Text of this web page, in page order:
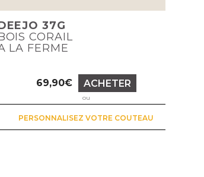
37G
CORAIL
LA FERME
Prix
69,90€ ACHETER
ou
PERSONNALISEZ VOTRE COUTEAU